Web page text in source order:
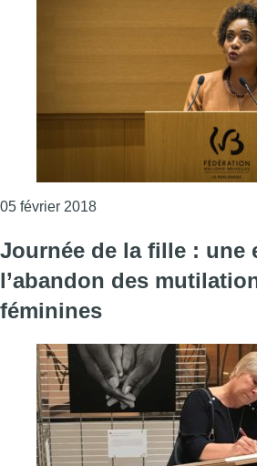
05 février 2018Consulter l'article "Le
Journée de la fille : une
l’abandon des
féminines